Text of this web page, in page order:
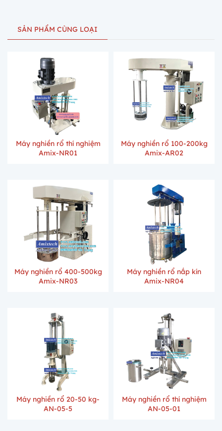
SẢN PHẨM CÙNG LOẠI
Máy nghiền rổ thí nghiệm
Amix-NR01
Máy nghiền rổ 100-200kg
Amix-AR02
Máy nghiền rổ 400-500kg
Amix-NR03
Máy nghiền rổ nắp kín
Amix-NR04
Máy nghiền rổ 20-50 kg-
AN-05-5
Máy nghiền rổ thí nghiệm
AN-05-01